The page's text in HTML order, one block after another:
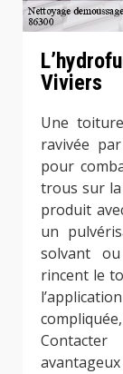
Viviers
Une
ravivée
pour
trous sur la
produit
un
solvant
rincent le